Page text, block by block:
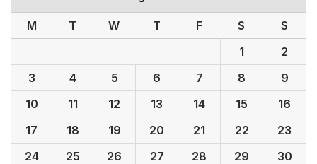
M T W T F S
S
1
2
3
4 5 6 7 8
9
10
11 12 13 14 15
16
17
18 19 20 21 22
23
24
25 26 27 28 29
30